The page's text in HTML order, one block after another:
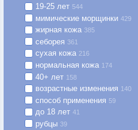
19-25 лет 544
мимические морщинки 429
жирная кожа 385
себорея 361
сухая кожа 216
нормальная кожа 174
40+ лет 158
возрастные изменения 140
способ применения 59
до 18 лет 41
рубцы 39